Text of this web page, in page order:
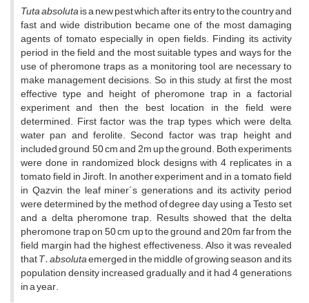
Tuta absolutais a new pest which after its entry to the country and
fast and wide distribution became one of the most damaging
agents of tomato especially in open fields. Finding its activity
period in the field and the most suitable types and ways for the
use of pheromone traps as a monitoring tool, are necessary to
make management decisions. So, in this study, at first the most
effective type and height of pheromone trap in a factorial
experiment and then the best location in the field, were
determined. First factor was the trap types which were delta,
water pan and ferolite. Second factor was trap height and
included ground, 50 cm and 2m up the ground. Both experiments
were done in randomized block designs with 4 replicates in a
tomato field in Jiroft. In another experiment and in a tomato field
in Qazvin, the leaf miner´s generations and its activity period
were determined by the method of degree day using a Testo set
and a delta pheromone trap. Results showed that the delta
pheromone trap on 50 cm up to the ground and 20m far from the
field margin had the highest effectiveness. Also it was revealed
thatT. absolutaemerged in the middle of growing season and its
population density increased gradually and it had 4 generations
in a year.